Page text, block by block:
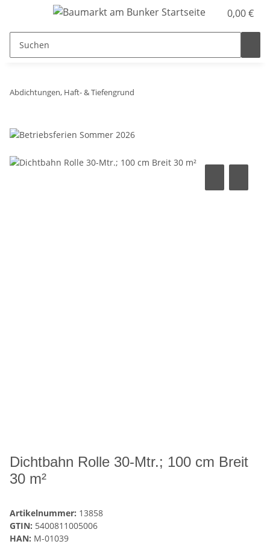
0,00 €
Abdichtungen, Haft- & Tiefengrund
Dichtbahn Rolle 30-Mtr.; 100 cm Breit
30 m²
Artikelnummer: 13858
GTIN: 5400811005006
HAN: M-01039